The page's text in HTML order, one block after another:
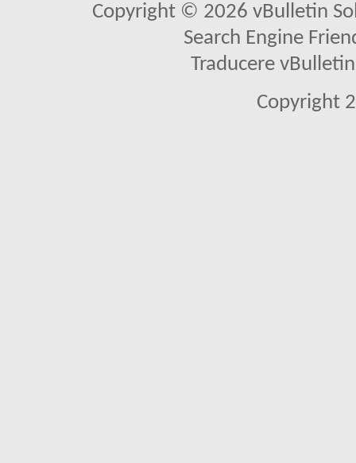
Copyright © 2026 vBulletin
Search Engine
Traducere
Copyright